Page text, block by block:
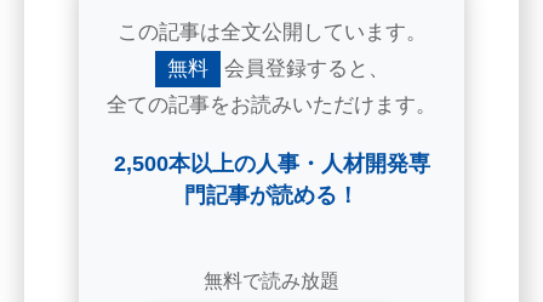
この記事は全文公開しています。
無料
会員登録すると、
全ての記事をお読みいただけます。
2,500本以上の人事・人材開発専
門記事が読める！
無料で読み放題